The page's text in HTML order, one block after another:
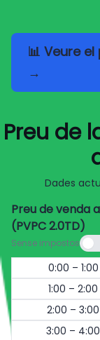
📊 Veure
→
Preu de
Dades
Preu de venda
(PVPC 2.0TD)
Sense impostos
0:00 – 1:00
1:00 – 2:00
2:00 – 3:00
3:00 – 4:00